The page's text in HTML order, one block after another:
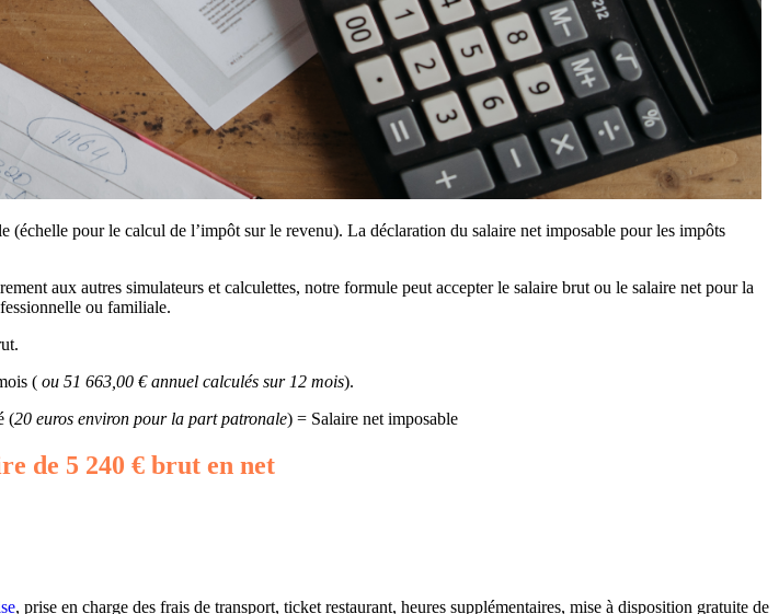
pour le calcul de l’impôt sur le revenu). La déclaration du salaire net imposable pour les impôts
aux autres simulateurs et calculettes, notre formule peut accepter le salaire brut ou le salaire net pour la
ou familiale.
( ou 51 663,00 € annuel calculés sur 12 mois).
(20 euros environ pour la part patronale) = Salaire net imposable
de 5 240 € brut en net
, prise en charge des frais de transport, ticket restaurant, heures supplémentaires, mise à disposition gratuite de